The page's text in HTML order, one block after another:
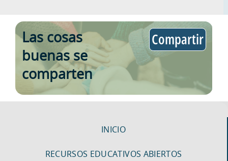
Las cosas
buenas se
comparten
Compartir
INICIO
RECURSOS EDUCATIVOS ABIERTOS